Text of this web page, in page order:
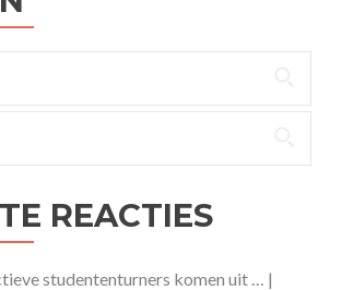
REACTIES
studententurners komen uit … |